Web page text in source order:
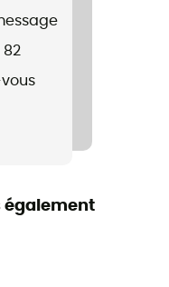
82
également